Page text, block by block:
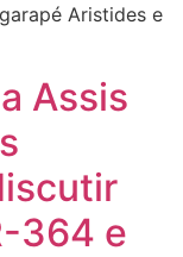
Aristides e
Assis
364 e